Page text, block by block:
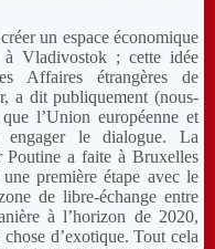
un espace économique
Vladivostok ; cette idée
Affaires étrangères de
a dit publiquement (nous-
l’Union européenne et
engager le dialogue. La
Poutine a faite à Bruxelles
première étape avec le
de libre-échange entre
à l’horizon de 2020,
d’exotique. Tout cela